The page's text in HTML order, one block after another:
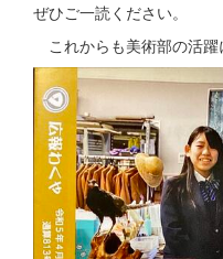
ぜひご一読ください。
これからも美術部の活躍